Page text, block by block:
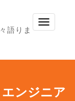
語りま
ンジニア